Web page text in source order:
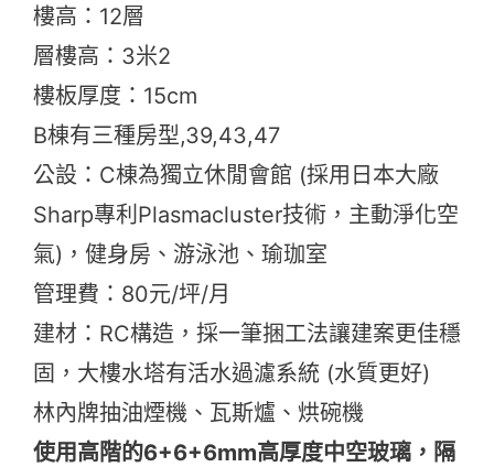
樓高：12層
層樓高：3米2
樓板厚度：15cm
B棟有三種房型,39,43,47
公設：C棟為獨立休閒會館 (採用日本大廠
Sharp專利Plasmacluster技術，主動淨化空
氣)，健身房、游泳池、瑜珈室
管理費：80元/坪/月
建材：RC構造，採一筆捆工法讓建案更佳穩
固，大樓水塔有活水過濾系統 (水質更好)
林內牌抽油煙機、瓦斯爐、烘碗機
使用高階的6+6+6mm高厚度中空玻璃，隔